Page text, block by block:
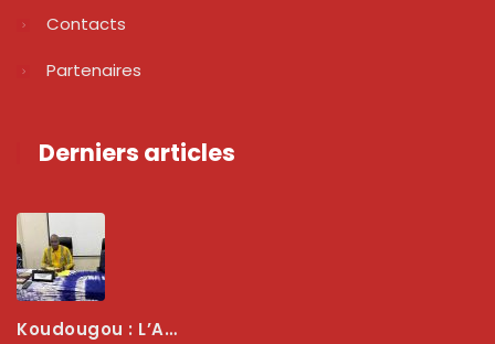
Contacts
Partenaires
Derniers articles
Koudougou : L’ARCEP Renforce Le Dialogue Avec Les Associations De Consommateurs Pour Mieux Protéger Les Usagers